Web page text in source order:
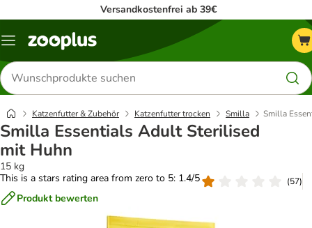
Versandkostenfrei ab 39€
Menü
Produkte
suchen
Katzenfutter & Zubehör Katzenfutter trocken Smilla Smilla
Smilla Essentials Adult Sterilised
mit Huhn
15 kg
This is a stars rating area from zero to 5: 1.4/5
(57)
Produkt bewerten